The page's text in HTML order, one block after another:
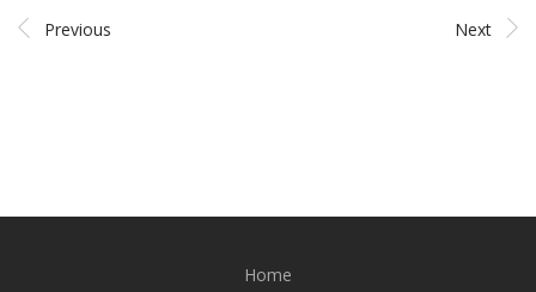
Previous Next
Home